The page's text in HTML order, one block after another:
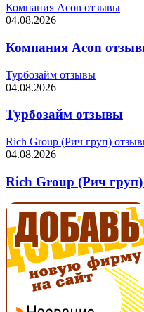
Компания Acon отзывы
04.08.2026
Компания Acon
Турбозайм отзывы
04.08.2026
Турбозайм отзывы
Rich Group (Рич груп)
04.08.2026
Rich Group (Рич